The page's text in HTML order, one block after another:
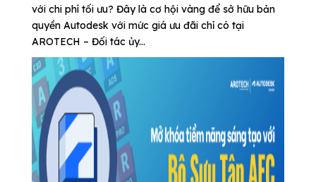
với chi phí tối ưu? Đây là cơ hội vàng để sở hữu bản
quyền Autodesk với mức giá ưu đãi chỉ có tại
AROTECH – Đối tác ủy...